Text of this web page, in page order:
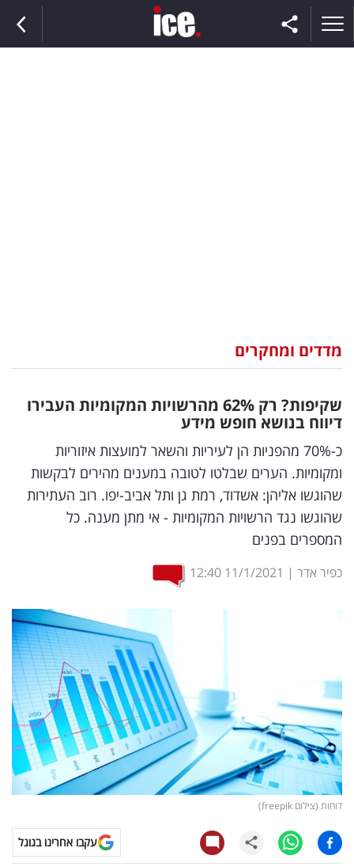
וצרכנות
דיגיטל
וטק
שיווק
ופרסום
משפט
מדדים
רכילות
עסקית
קריפטו
ויראלי
טלוויזיה
עסקי
מדדים ומחקרים
שקיפות? רק 62 %
מהרשויות המקומיות העבירו
דיווח בנושא חופש מידע
כ-70% מהפניות הן לעיריות והשאר למועצות איזוריות
ומקומיות. הערים שבלטו לטובה במענים מהירים לבקשות
שהוגשו אליהן: אשדוד, רמת גן ותל אביב-יפו. רוב העתירות
שהוגשו נגד הרשויות המקומיות - אי מתן מענה. כל
המספרים בפנים
כפיר אדר |
11/1/2021
12:40
דוחות (צילום freepik)
עקבו אחרינו בגוגל